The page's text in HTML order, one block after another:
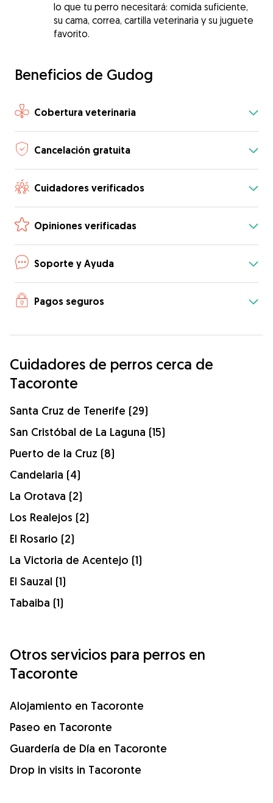
lo que tu perro necesitará: comida suficiente,
su cama, correa, cartilla veterinaria y su juguete
favorito.
Beneficios de Gudog
Cobertura veterinaria
Cancelación gratuita
Cuidadores verificados
Opiniones verificadas
Soporte y Ayuda
Pagos seguros
Cuidadores de perros cerca de
Tacoronte
Santa Cruz de Tenerife (29)
San Cristóbal de La Laguna (15)
Puerto de la Cruz (8)
Candelaria (4)
La Orotava (2)
Los Realejos (2)
El Rosario (2)
La Victoria de Acentejo (1)
El Sauzal (1)
Tabaiba (1)
Otros servicios para perros en
Tacoronte
Alojamiento en Tacoronte
Paseo en Tacoronte
Guardería de Día en Tacoronte
Drop in visits in Tacoronte